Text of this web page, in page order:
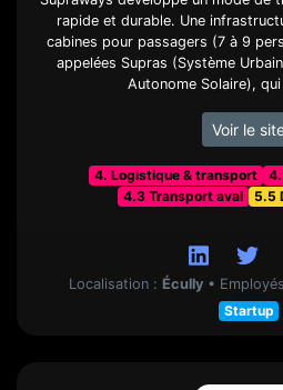
rapide et durable. Une
cabines pour passagers (7 à 9
appelées Supras (Système
Autonome Solaire),
Voir le
4. Logistique & transport
4.3 Transport aval
5.5
Localisation : Écully •
Startup